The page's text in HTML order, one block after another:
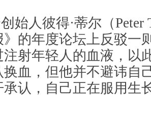
始人彼得·蒂尔（
》的年度论坛上反驳一
射年轻人的血液，以
血，但他并不避讳自
认，自己正在服用生